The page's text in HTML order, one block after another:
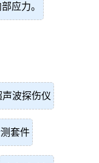
应力。
声波探伤仪
套件